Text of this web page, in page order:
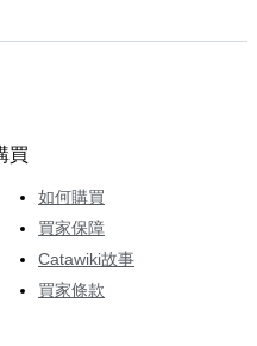
買
如何購買
買家保障
Catawiki故事
買家條款